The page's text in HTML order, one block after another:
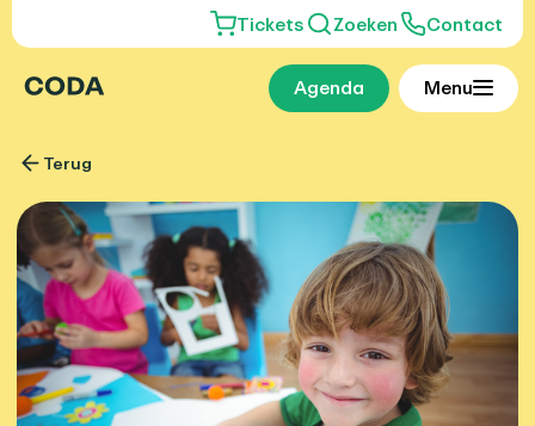
Tickets Zoeken Contact
Agenda Menu
Terug